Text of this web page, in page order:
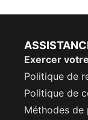
Exercer
Politique de
Politique de
Méthodes de